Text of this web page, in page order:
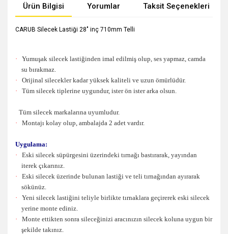
Ürün Bilgisi Yorumlar Taksit Seçenekleri
CARUB Silecek Lastiği 28" inç 710mm Telli
·
Yumuşak silecek lastiğinden imal edilmiş olup, ses yapmaz, camda
su bırakmaz.
·
Orijinal silecekler kadar yüksek kaliteli ve uzun ömürlüdür.
·
Tüm silecek tiplerine uygundur, ister ön ister arka olsun.
Tüm silecek markalarına uyumludur.
·
Montajı kolay olup, ambalajda 2 adet vardır.
Uygulama:
·
Eski silecek süpürgesini üzerindeki tırnağı bastırarak, yayından
iterek çıkarınız.
·
Eski silecek üzerinde bulunan lastiği ve teli tırnağından ayırarak
sökünüz.
·
Yeni silecek lastiğini teliyle birlikte tırnaklara geçirerek eski silecek
yerine monte ediniz.
·
Monte ettikten sonra sileceğinizi aracınızın silecek koluna uygun bir
şekilde takınız.